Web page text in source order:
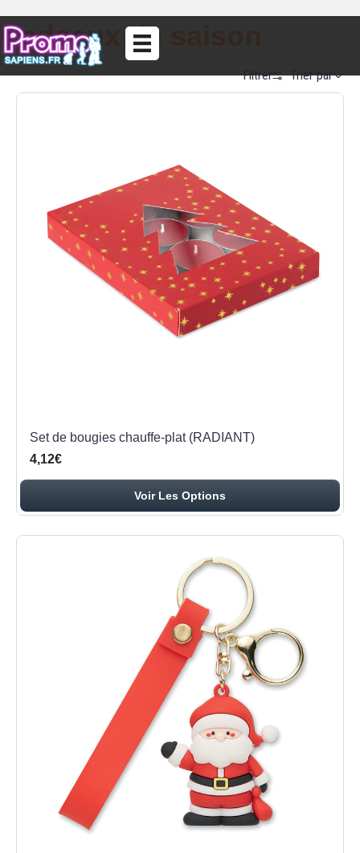
Cadeaux de saison
Filtrer Trier par
Prix (Descendant)
Date (Newest First)
Date (Oldest First)
Set de bougies chauffe-plat (RADIANT)
4,12€
Voir Les Options